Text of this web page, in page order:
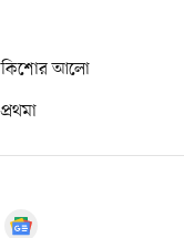
কিশোর আলো
প্রথমা